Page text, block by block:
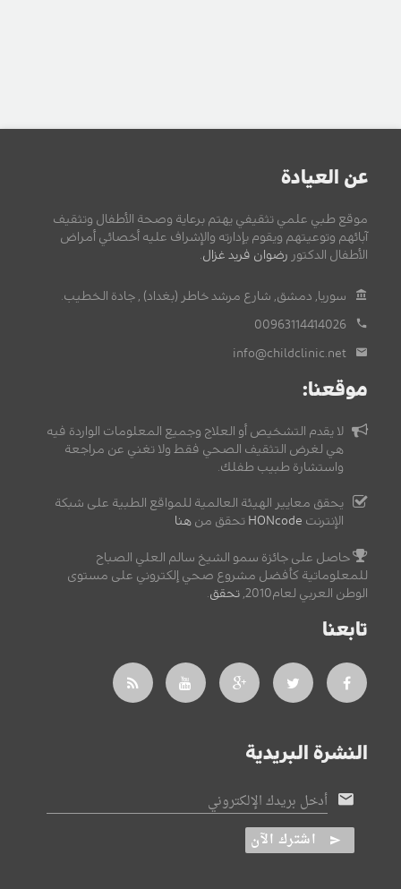
عن العيادة
موقع طبي علمي تثقيفي يهتم برعاية وصحة الأطفال وتثقيف
آبائهم وتوعيتهم ويقوم بإدارته والإشراف عليه أخصائي أمراض
الأطفال الدكتور رضوان فريد غزال.
سوريا, دمشق, شارع مرشد خاطر (بغداد) , جادة الخطيب.
00963114414026
info@childclinic.net
موقعنا:
لا يقدم التشخيص أو العلاج وجميع المعلومات الواردة فيه
هي لغرض التثقيف الصحي فقط ولا تغني عن مراجعة
واستشارة طبيب طفلك.
يحقق معايير الهيئة العالمية للمواقع الطبية على شبكة
الإنترنت HONcode تحقق من هنا
حاصل على جائزة سمو الشيخ سالم العلي الصباح
للمعلوماتية كأفضل مشروع صحي إلكتروني على مستوى
الوطن العربي لعام2010,
تحقق.
تابعنا
النشرة البريدية
أدخل بريدك الإلكتروني
اشترك الآن